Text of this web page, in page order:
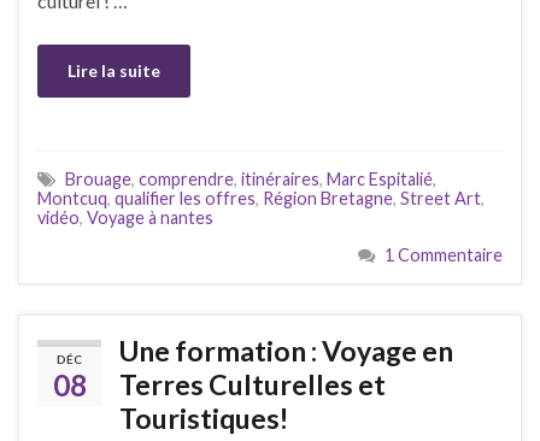
Lire la suite
Brouage, comprendre, itinéraires, Marc Espitalié,
Montcuq, qualifier les offres, Région Bretagne, Street Art,
vidéo, Voyage à nantes
1 Commentaire
DÉC
08
Une formation : Voyage en
Terres Culturelles et
Touristiques!